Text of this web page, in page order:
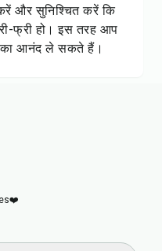
और सुनिश्चित करें कि
फ्री हो। इस तरह आप
का आनंद ले सकते हैं।